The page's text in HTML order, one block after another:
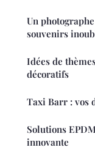
Un
souvenirs
Idées de
décoratifs
Taxi Barr : vos
Solutions
innovante